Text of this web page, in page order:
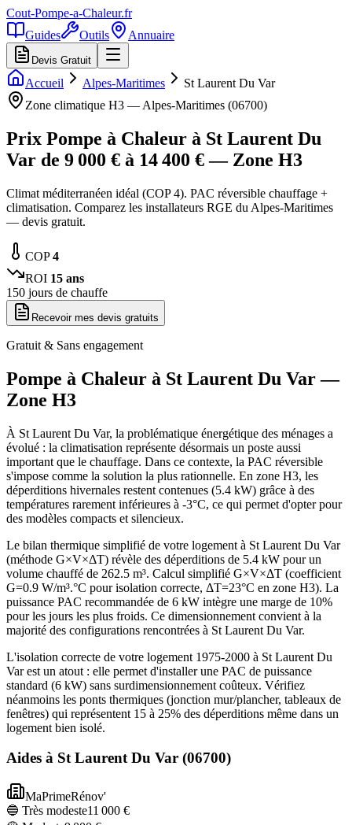
Cout-Pompe-a-Chaleur.fr
Guides
Outils Annuaire
Devis Gratuit
Accueil Alpes-Maritimes
St Laurent Du Var
Zone climatique H3 — Alpes-Maritimes (06700)
Prix Pompe à Chaleur à St Laurent Du
Var de 9 000 € à 14 400 € — Zone H3
Climat méditerranéen idéal (COP 4). PAC réversible chauffage +
climatisation. Comparez les installateurs RGE du Alpes-Maritimes
— devis gratuit.
COP4
ROI 15 ans
150 jours de chauffe
Recevoir mes devis gratuits
Gratuit & Sans engagement
Pompe à Chaleur à St Laurent Du Var—
Zone H3
À St Laurent Du Var, la problématique énergétique des ménages a
évolué : la climatisation représente désormais un poste aussi
important que le chauffage. Dans ce contexte, la PAC réversible
s'impose comme la solution la plus rationnelle. En zone H3, les
déperditions hivernales restent contenues (5.4 kW) grâce à des
températures rarement inférieures à -3°C, ce qui permet d'opter pour
des modèles compacts et silencieux.
Le bilan thermique simplifié de votre logement à St Laurent Du Var
(méthode G×V×ΔT) révèle des déperditions de 5.4 kW pour un
volume chauffé de 262.5 m³. Calcul simplifié G×V×ΔT (coefficient
G=0.9 W/m³.°C pour isolation correcte, ΔT=23°C en zone H3). La
puissance PAC recommandée de 6 kW intègre une marge de 10%
pour les jours les plus froids. Ce dimensionnement convient à la
majorité des configurations rencontrées à St Laurent Du Var.
L'isolation correcte de votre logement 1975-2000 à St Laurent Du
Var est un atout : elle permet d'installer une PAC de puissance
standard (6 kW) sans surdimensionnement coûteux. Vérifiez
néanmoins les ponts thermiques (jonction mur/plancher, tableaux de
fenêtres) qui représentent 15 à 25% des déperditions même dans un
logement bien isolé.
Aides à St Laurent Du Var (06700)
MaPrimeRénov'
🔵 Très modeste11 000 €